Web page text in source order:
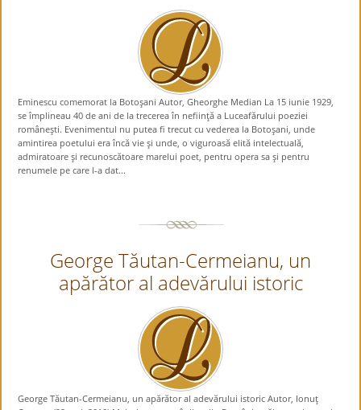
Eminescu comemorat la Botoşani Autor, Gheorghe Median La 15 iunie 1929,
se împlineau 40 de ani de la trecerea în nefiinţă a Luceafărului poeziei
româneşti. Evenimentul nu putea fi trecut cu vederea la Botoşani, unde
amintirea poetului era încă vie şi unde, o viguroasă elită intelectuală,
admiratoare şi recunoscătoare marelui poet, pentru opera sa şi pentru
renumele pe care l-a dat...
George Tăutan-Cermeianu, un
apărător al adevărului istoric
George Tăutan-Cermeianu, un apărător al adevărului istoric Autor, Ionuţ